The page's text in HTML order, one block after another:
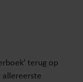
terug op
allereerste